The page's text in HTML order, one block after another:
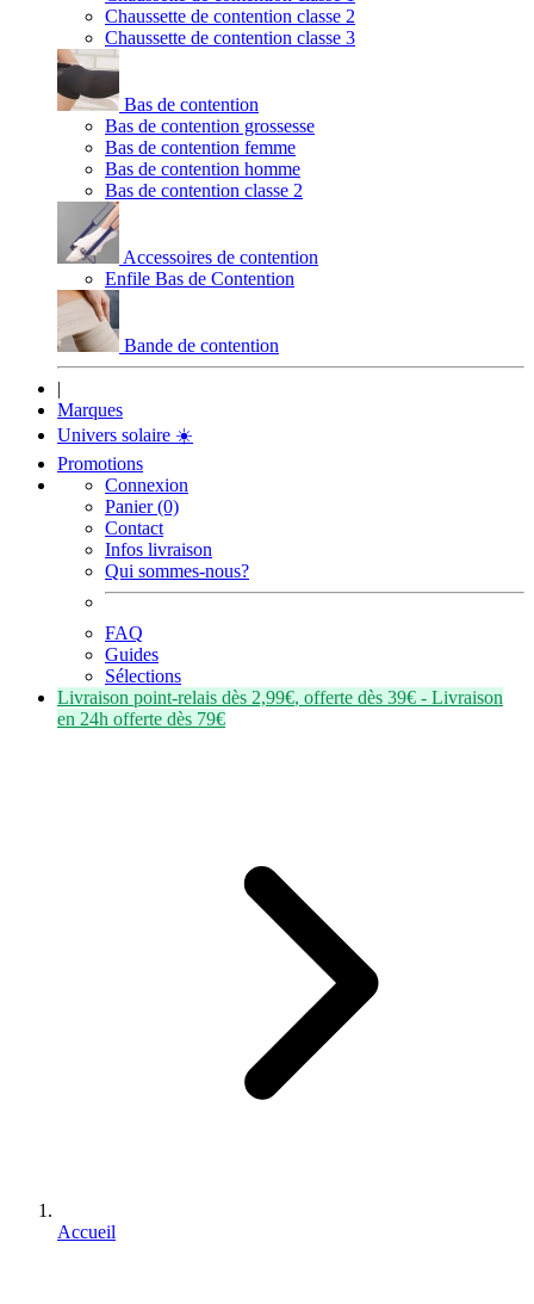
Chaussette de contention classe 2
Chaussette de contention classe 3
Bas de contention
Bas de contention grossesse
Bas de contention femme
Bas de contention homme
Bas de contention classe 2
Accessoires de contention
Enfile Bas de Contention
Bande de contention
|
Marques
Univers solaire ☀️
Promotions
Connexion
Panier (0)
Contact
Infos livraison
Qui sommes-nous?
FAQ
Guides
Sélections
Livraison point-relais dès 2,99€, offerte dès 39€ - Livraison
en 24h offerte dès 79€
Accueil